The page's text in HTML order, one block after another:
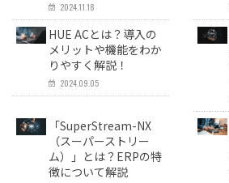
2024.11.18
HUE ACとは？導入の
メリットや機能をわか
りやすく解説！
2024.09.05
「SuperStream-NX
（スーパーストリー
ム）」とは？ERPの特
徴について解説